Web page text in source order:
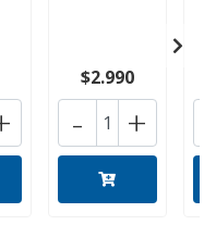
$2.990
+
-